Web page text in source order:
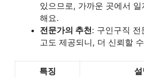
있으므로, 가까운 곳에서
해요.
전문가의 추천: 구인구직 전
고도 제공되니, 더 신뢰할
특징 설